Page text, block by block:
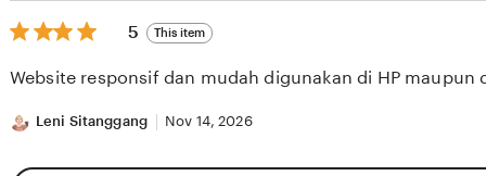
5
out
5
5 This item
Website responsif dan mudah digunakan di HP maupun
Leni Sitanggang Nov 14, 2026